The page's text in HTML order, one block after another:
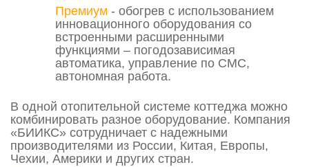
Премиум - обогрев с использованием
инновационного оборудования со
встроенными расширенными
функциями – погодозависимая
автоматика, управление по СМС,
автономная работа.
В одной отопительной системе коттеджа можно
комбинировать разное оборудование. Компания
«БИИКС» сотрудничает с надежными
производителями из России, Китая, Европы,
Чехии, Америки и других стран.